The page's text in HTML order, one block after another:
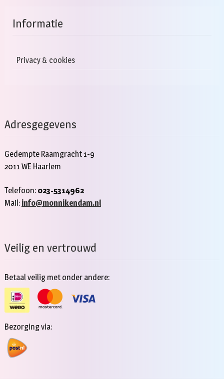
Informatie
Privacy & cookies
Adresgegevens
Gedempte Raamgracht 1-9
2011 WE Haarlem
Telefoon: 023-5314962
Mail: info@monnikendam.nl
Veilig en vertrouwd
Betaal veilig met onder andere:
Bezorging via: